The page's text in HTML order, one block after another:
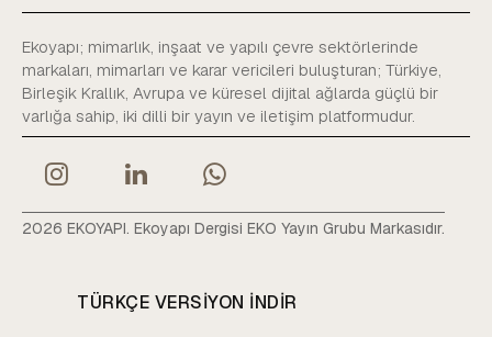
Ekoyapı; mimarlık, inşaat ve yapılı çevre sektörlerinde
markaları, mimarları ve karar vericileri buluşturan; Türkiye,
Birleşik Krallık, Avrupa ve küresel dijital ağlarda güçlü bir
varlığa sahip, iki dilli bir yayın ve iletişim platformudur.
2026 EKOYAPI. Ekoyapı Dergisi EKO Yayın Grubu Markasıdır.
TÜRKÇE VERSIYON INDIR